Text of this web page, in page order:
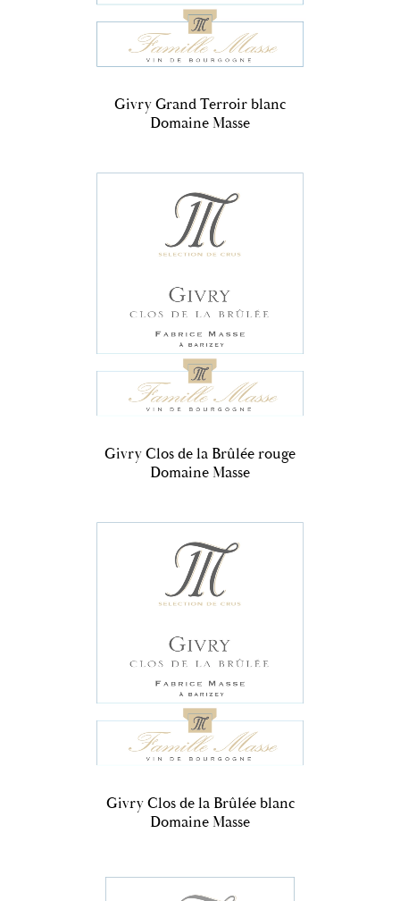
Givry Grand Terroir blanc
Domaine Masse
Givry Clos de la Brûlée rouge
Domaine Masse
Givry Clos de la Brûlée blanc
Domaine Masse